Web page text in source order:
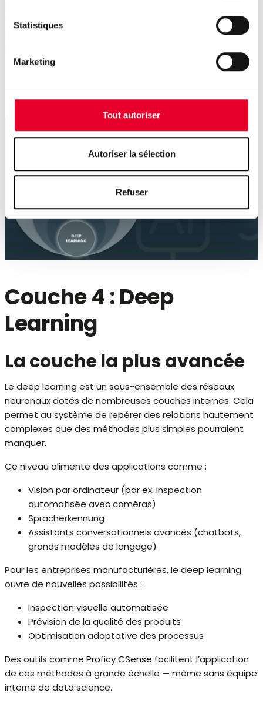
Statistiques
Marketing
Tout autoriser
Autoriser la sélection
Refuser
exemple analyser des vibrations pour détecter des
signes précurseurs de panne bien avant des méthodes
Couche 4 : Deep
Learning
La couche la plus avancée
Le deep learning est un sous-ensemble des réseaux
neuronaux dotés de nombreuses couches internes. Cela
permet au système de repérer des relations hautement
complexes que des méthodes plus simples pourraient
manquer.
Ce niveau alimente des applications comme :
Vision par ordinateur (par ex. inspection
automatisée avec caméras)
Spracherkennung
Assistants conversationnels avancés (chatbots,
grands modèles de langage)
Pour les entreprises manufacturières, le deep learning
ouvre de nouvelles possibilités :
Inspection visuelle automatisée
Prévision de la qualité des produits
Optimisation adaptative des processus
Des outils comme Proficy CSense facilitent l’application
de ces méthodes à grande échelle — même sans équipe
interne de data science.